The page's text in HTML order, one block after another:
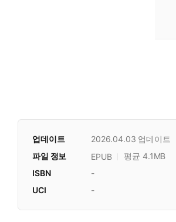
업데이트 2026.04.03 업데이트
파일 정보 EPUB
평균 4.1MB
ISBN
-
UCI
-